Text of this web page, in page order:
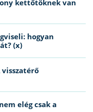
kettőtöknek van
hogyan
(x)
elég csak a